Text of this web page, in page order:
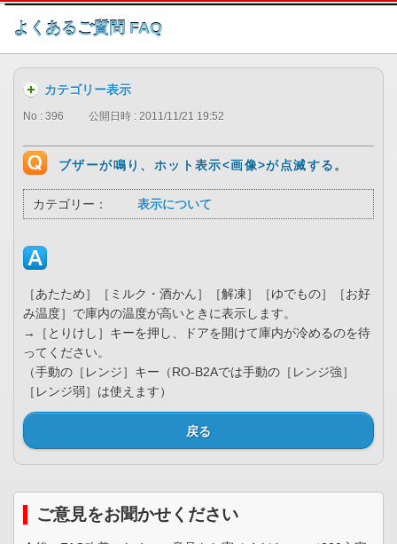
このページの本文へ
よくあるご質問 FAQ
カテゴリー表示
No : 396 公開日時 : 2011/11/21 19:52
ブザーが鳴り、ホット表示<画像>が点滅する。
カテゴリー： 表示について
［あたため］［ミルク・酒かん］［解凍］［ゆでもの］［お好
み温度］で庫内の温度が高いときに表示します。
→［とりけし］キーを押し、ドアを開けて庫内が冷めるのを待
ってください。
（手動の［レンジ］キー（RO-B2Aでは手動の［レンジ強］
［レンジ弱］は使えます）
戻る
ご意見をお聞かせください